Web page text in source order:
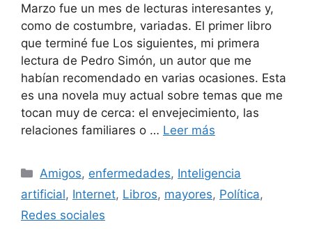
Marzo fue un mes de lecturas interesantes y,
como de costumbre, variadas. El primer libro
que terminé fue Los siguientes, mi primera
lectura de Pedro Simón, un autor que me
habían recomendado en varias ocasiones. Esta
es una novela muy actual sobre temas que me
tocan muy de cerca: el envejecimiento, las
relaciones familiares o … Leer más
Categorías
Amigos, enfermedades, Inteligencia
artificial, Internet, Libros, mayores, Política,
Redes sociales